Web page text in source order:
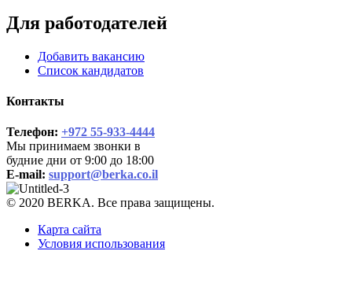
Для работодателей
Добавить вакансию
Список кандидатов
Контакты
Телефон: +972 55-933-4444
Мы принимаем звонки в
будние дни от 9:00 до 18:00
E-mail: support@berka.co.il
© 2020 BERKA. Все права защищены.
Карта сайта
Условия использования